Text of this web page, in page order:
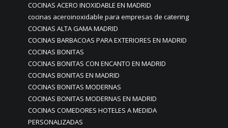
COCINAS ACERO INOXIDABLE EN MADRID
cocinas aceroinoxidable para empresas de catering
COCINAS ALTA GAMA MADRID
COCINAS BARBACOAS PARA EXTERIORES EN MADRID
COCINAS BONITAS
COCINAS BONITAS CON ENCANTO EN MADRID
COCINAS BONITAS EN MADRID
COCINAS BONITAS MODERNAS
COCINAS BONITAS MODERNAS EN MADRID
COCINAS COMEDORES HOTELES A MEDIDA
PERSONALIZADAS